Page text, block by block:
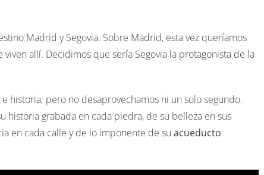
Madrid y Segovia. Sobre Madrid, esta vez queríamos
allí. Decidimos que sería Segovia la protagonista de la
historia; pero no desaprovechamos ni un solo segundo.
historia grabada en cada piedra, de su belleza en sus
en cada calle y de lo imponente de su acueducto